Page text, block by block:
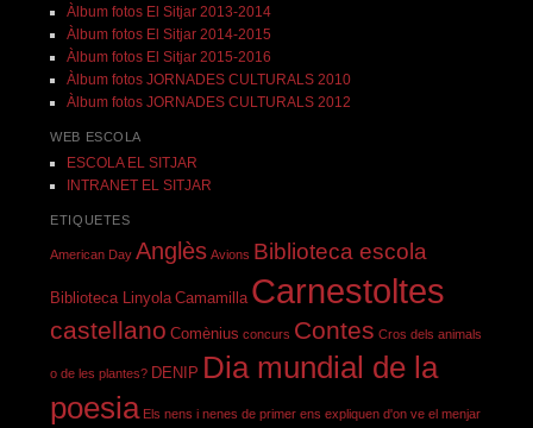
Àlbum fotos El Sitjar 2013-2014
Àlbum fotos El Sitjar 2014-2015
Àlbum fotos El Sitjar 2015-2016
Àlbum fotos JORNADES CULTURALS 2010
Àlbum fotos JORNADES CULTURALS 2012
WEB ESCOLA
ESCOLA EL SITJAR
INTRANET EL SITJAR
ETIQUETES
American Day Anglès Avions Biblioteca escola
Biblioteca Linyola Camamilla Carnestoltes
castellano Comènius concurs Contes Cros dels animals
o de les plantes? DENIP Dia mundial de la
poesia Els nens i nenes de primer ens expliquen d'on ve el menjar